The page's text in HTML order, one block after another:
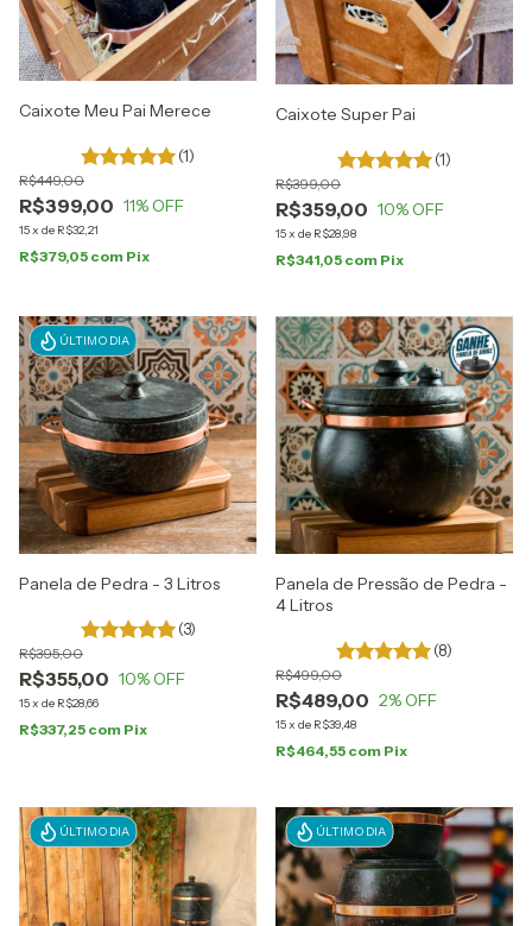
Caixote Meu Pai Merece
(1)
R$399,00
R$449,00
11% OFF
15x de R$32,21
R$379,05 com Pix
Caixote Super Pai
(1)
R$359,00
R$399,00
10% OFF
15x de R$28,98
R$341,05 com Pix
ÚLTIMO DIA
Panela de Pedra - 3 Litros
(3)
R$355,00
R$395,00
10% OFF
15x de R$28,66
R$337,25 com Pix
Panela de Pressão de Pedra -
4 Litros
(8)
R$489,00
R$499,00
2% OFF
15x de R$39,48
R$464,55 com Pix
ÚLTIMO DIA ÚLTIMO DIA